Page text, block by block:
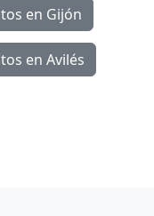
en Gijón
en Avilés